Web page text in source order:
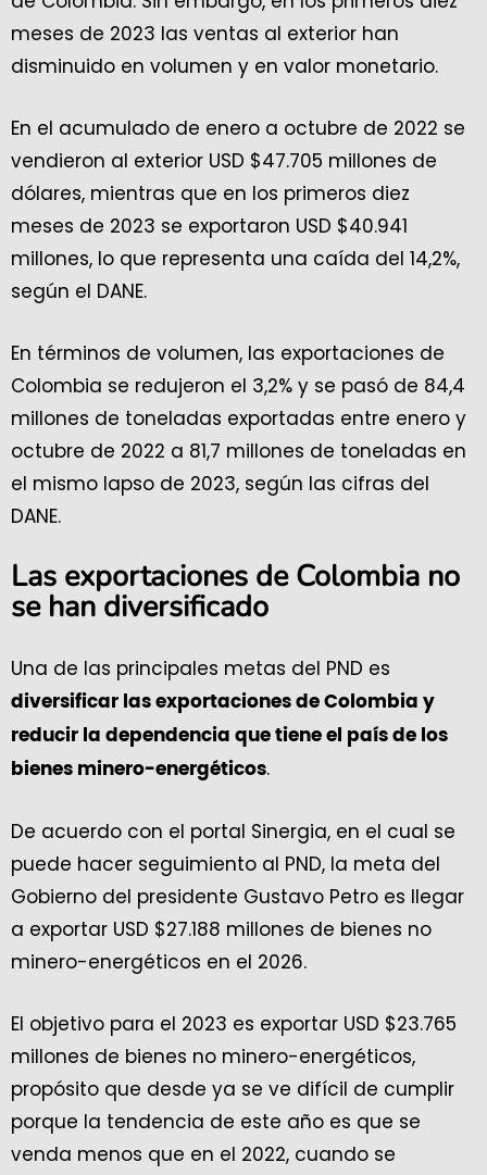
meses de 2023 las ventas al exterior han
disminuido en volumen y en valor monetario.
En el acumulado de enero a octubre de 2022 se
vendieron al exterior USD $47.705 millones de
dólares, mientras que en los primeros diez
meses de 2023 se exportaron USD $40.941
millones, lo que representa una caída del 14,2%,
según el DANE.
En términos de volumen, las exportaciones de
Colombia se redujeron el 3,2% y se pasó de 84,4
millones de toneladas exportadas entre enero y
octubre de 2022 a 81,7 millones de toneladas en
el mismo lapso de 2023, según las cifras del
DANE.
Las exportaciones de Colombia no
se han diversificado
Una de las principales metas del PND es
diversificar las exportaciones de Colombia y
reducir la dependencia que tiene el país de los
bienes minero-energéticos.
De acuerdo con el portal Sinergia, en el cual se
puede hacer seguimiento al PND, la meta del
Gobierno del presidente Gustavo Petro es llegar
a exportar USD $27.188 millones de bienes no
minero-energéticos en el 2026.
El objetivo para el 2023 es exportar USD $23.765
millones de bienes no minero-energéticos,
propósito que desde ya se ve difícil de cumplir
porque la tendencia de este año es que se
venda menos que en el 2022, cuando se